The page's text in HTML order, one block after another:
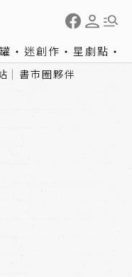
迷創作 星劇點
書市圈夥伴